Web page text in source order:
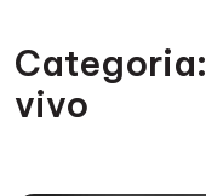
Categoria:
vivo